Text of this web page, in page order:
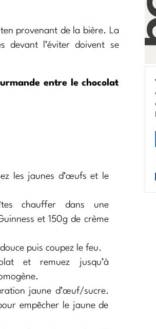
provenant de la bière. La
devant l’éviter doivent se
entre le chocolat
les jaunes d’œufs et le
chauffer dans une
et 150g de crème
puis coupez le feu.
et remuez jusqu’à
jaune d’œuf/sucre.
empêcher le jaune de